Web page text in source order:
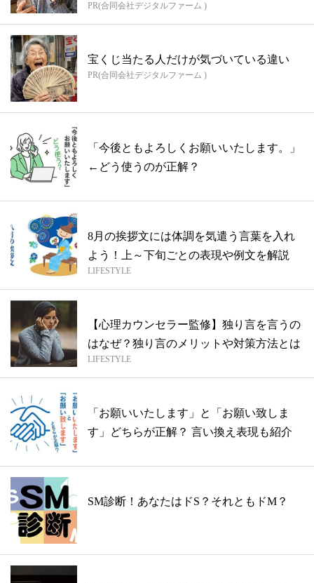
PR(合同会社デジタルファーム )
宝くじ当たる人だけが気づいている違い
PR(合同会社デジタルファーム )
「今後ともよろしくお願いいたします。」
←どう使うのが正解？
8月の挨拶文には体調を気遣う言葉を入れ
よう！上～下旬ごとの表現や例文を解説
LIFESTYLE
【心理カウンセラー監修】独り言を言うの
はなぜ？独り言のメリットや対策方法とは
LIFESTYLE
「お願いいたします」と「お願い致しま
す」どちらが正解？ 言い換え表現も紹介
SM診断！あなたはドS？それともドM？